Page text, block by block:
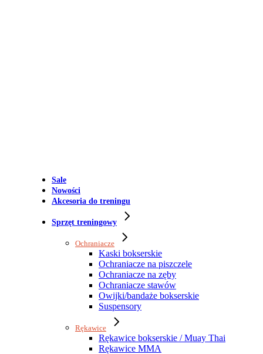
Sale
Nowości
Akcesoria do treningu
Sprzęt treningowy
Ochraniacze
Kaski bokserskie
Ochraniacze na piszczele
Ochraniacze na zęby
Ochraniacze stawów
Owijki/bandaże bokserskie
Suspensory
Rękawice
Rękawice bokserskie / Muay Thai
Rękawice MMA